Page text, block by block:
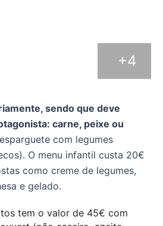
+4
sendo que deve
carne, peixe ou
com legumes
O menu infantil custa 20€
como creme de legumes,
e gelado.
tem o valor de 45€ com